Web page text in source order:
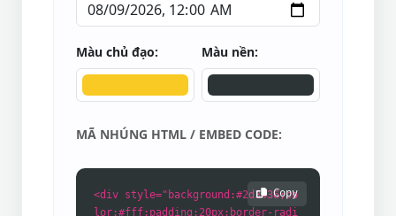
Màu chủ đạo: Màu nền:
MÃ NHÚNG HTML / EMBED CODE:
Copy
<div style="background:#2d3436;co
lor:#fff;padding:20px;border-radi